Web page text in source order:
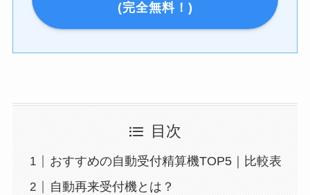
(完全無料！)
目次
おすすめの自動受付精算機TOP5｜比較表
自動再来受付機とは？